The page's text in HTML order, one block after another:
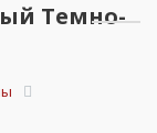
Темно-